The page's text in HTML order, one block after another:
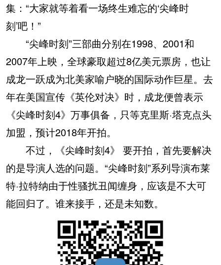
集：“大家就等着看一场终生难忘的‘尖峰时
刻’吧！”
“尖峰时刻”三部曲分别在1998、2001和
2007年上映，全球豪取超过8亿美元票房，也让
成龙一跃成为北美家喻户晓的国际动作巨星。去
年在美国宣传《英伦对决》时，成龙便曾表示
《尖峰时刻4》万事俱备，只等克里斯·塔克点头
加盟，预计2018年开拍。
不过，《尖峰时刻4》 要开拍，首先要解决
的是导演人选的问题。“尖峰时刻”系列导演布莱
特·拉特纳由于性骚扰丑闻缠身，应该是不大可
能回归了。谁来接手，还是未知数。